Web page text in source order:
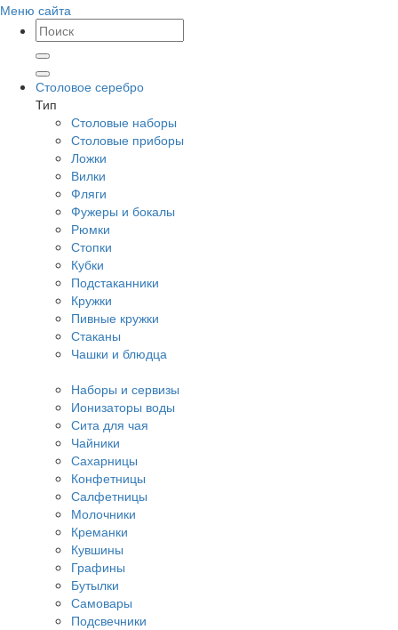
Меню сайта
Столовое серебро
Тип
Столовые наборы
Столовые приборы
Ложки
Вилки
Фляги
Фужеры и бокалы
Рюмки
Стопки
Кубки
Подстаканники
Кружки
Пивные кружки
Стаканы
Чашки и блюдца
Наборы и сервизы
Ионизаторы воды
Сита для чая
Чайники
Сахарницы
Конфетницы
Салфетницы
Молочники
Креманки
Кувшины
Графины
Бутылки
Самовары
Подсвечники